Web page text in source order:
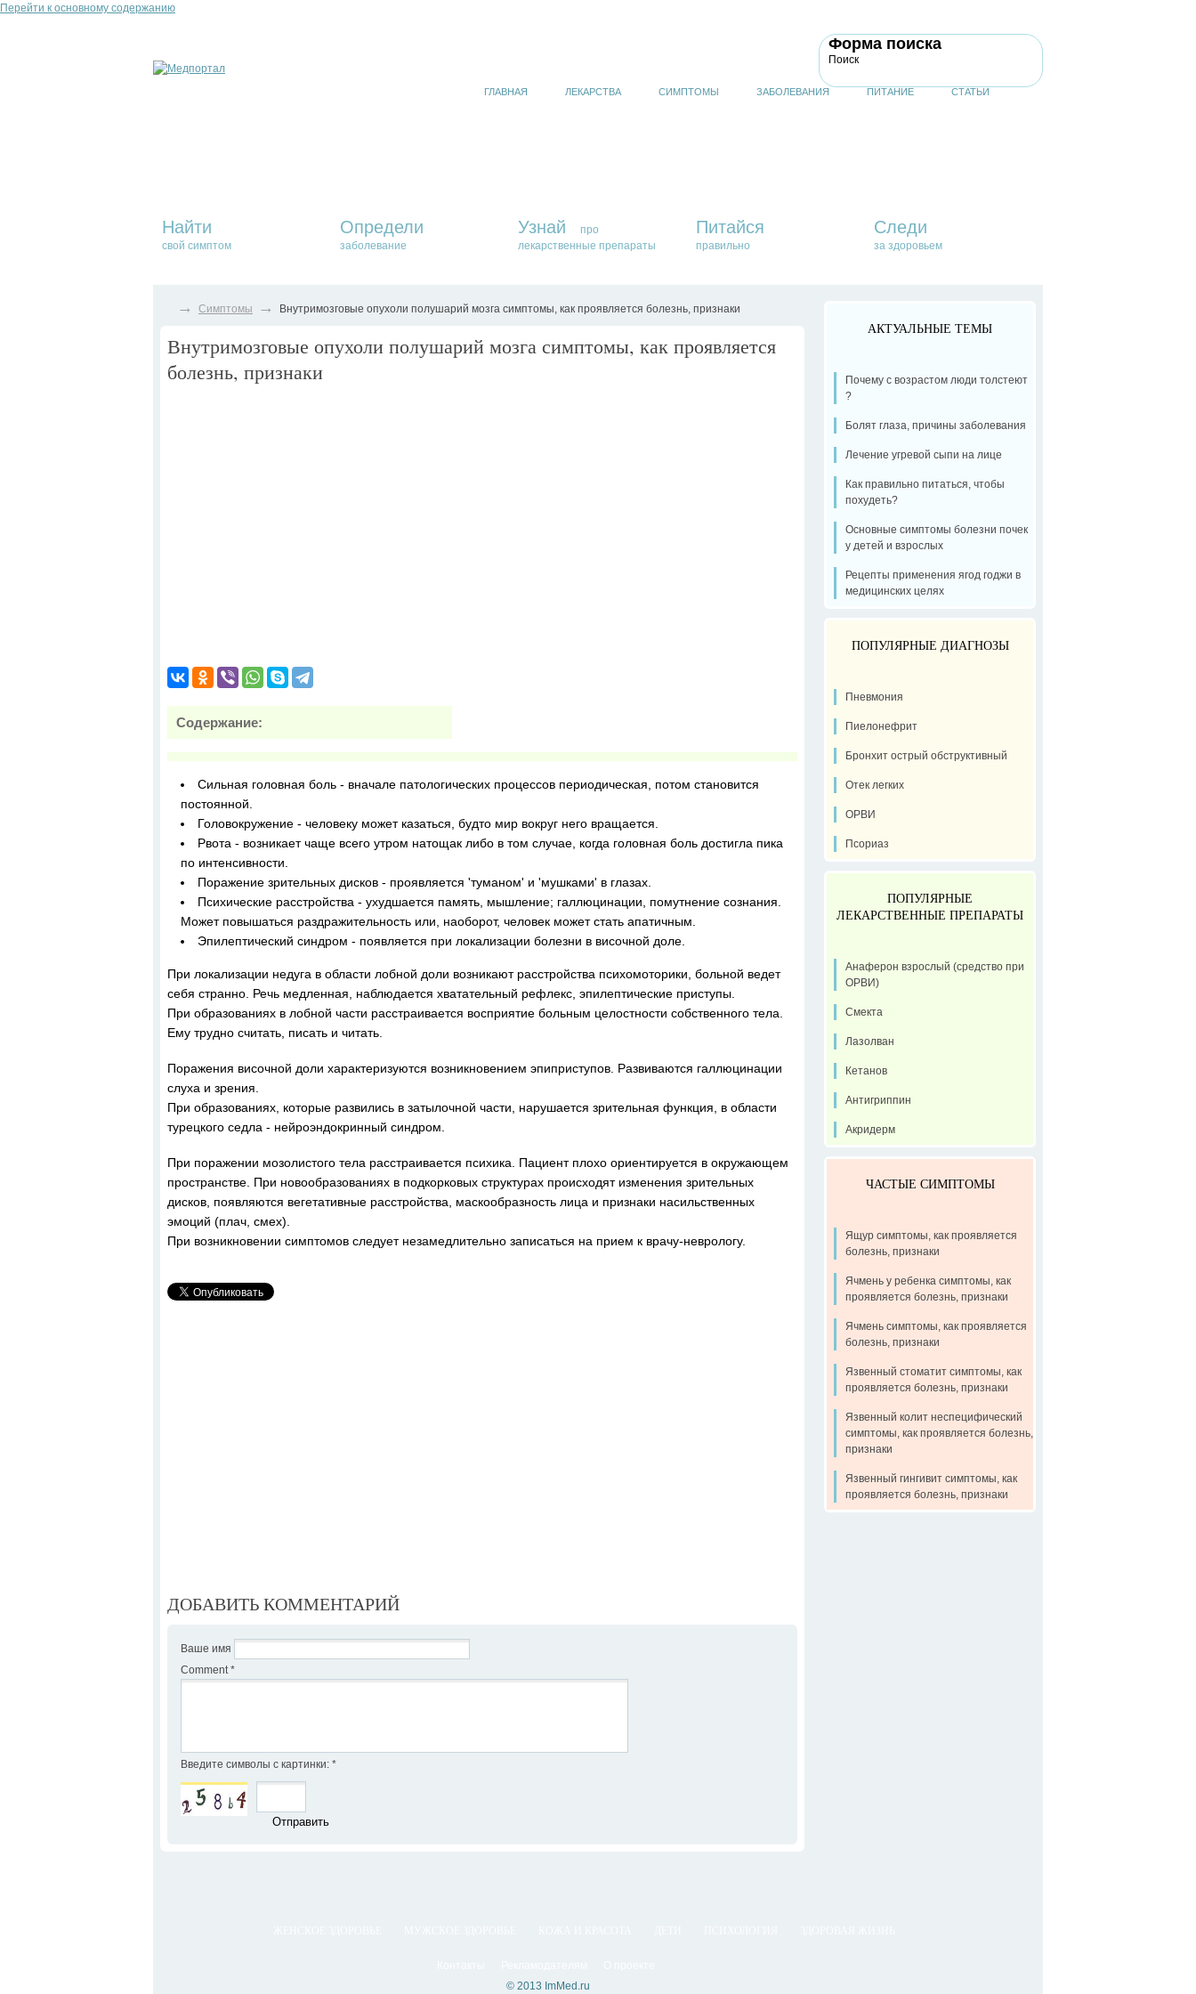
Перейти к основному содержанию
Форма поиска
Поиск
ГЛАВНАЯ ЛЕКАРСТВА СИМПТОМЫ ЗАБОЛЕВАНИЯ ПИТАНИЕ СТАТЬИ
Найти
свой симптом
Определи
заболевание
Узнай
про
лекарственные препараты
Питайся
правильно
Следи
за здоровьем
→ Симптомы → Внутримозговые опухоли полушарий мозга симптомы, как проявляется болезнь, признаки
Внутримозговые опухоли полушарий мозга симптомы, как проявляется
болезнь, признаки
Содержание:
Сильная головная боль - вначале патологических процессов периодическая, потом становится
постоянной.
Головокружение - человеку может казаться, будто мир вокруг него вращается.
Рвота - возникает чаще всего утром натощак либо в том случае, когда головная боль достигла пика
по интенсивности.
Поражение зрительных дисков - проявляется 'туманом' и 'мушками' в глазах.
Психические расстройства - ухудшается память, мышление; галлюцинации, помутнение сознания.
Может повышаться раздражительность или, наоборот, человек может стать апатичным.
Эпилептический синдром - появляется при локализации болезни в височной доле.
При локализации недуга в области лобной доли возникают расстройства психомоторики, больной ведет
себя странно. Речь медленная, наблюдается хватательный рефлекс, эпилептические приступы.
При образованиях в лобной части расстраивается восприятие больным целостности собственного тела.
Ему трудно считать, писать и читать.
Поражения височной доли характеризуются возникновением эпиприступов. Развиваются галлюцинации
слуха и зрения.
При образованиях, которые развились в затылочной части, нарушается зрительная функция, в области
турецкого седла - нейроэндокринный синдром.
При поражении мозолистого тела расстраивается психика. Пациент плохо ориентируется в окружающем
пространстве. При новообразованиях в подкорковых структурах происходят изменения зрительных
дисков, появляются вегетативные расстройства, маскообразность лица и признаки насильственных
эмоций (плач, смех).
При возникновении симптомов следует незамедлительно записаться на прием к врачу-неврологу.
ДОБАВИТЬ КОММЕНТАРИЙ
Ваше имя
Comment *
Введите символы с картинки: *
АКТУАЛЬНЫЕ ТЕМЫ
Почему с возрастом люди толстеют
?
Болят глаза, причины заболевания
Лечение угревой сыпи на лице
Как правильно питаться, чтобы
похудеть?
Основные симптомы болезни почек
у детей и взрослых
Рецепты применения ягод годжи в
медицинских целях
ПОПУЛЯРНЫЕ ДИАГНОЗЫ
Пневмония
Пиелонефрит
Бронхит острый обструктивный
Отек легких
ОРВИ
Псориаз
ПОПУЛЯРНЫЕ
ЛЕКАРСТВЕННЫЕ ПРЕПАРАТЫ
Анаферон взрослый (средство при
ОРВИ)
Смекта
Лазолван
Кетанов
Антигриппин
Акридерм
ЧАСТЫЕ СИМПТОМЫ
Ящур симптомы, как проявляется
болезнь, признаки
Ячмень у ребенка симптомы, как
проявляется болезнь, признаки
Ячмень симптомы, как проявляется
болезнь, признаки
Язвенный стоматит симптомы, как
проявляется болезнь, признаки
Язвенный колит неспецифический
симптомы, как проявляется болезнь,
признаки
Язвенный гингивит симптомы, как
проявляется болезнь, признаки
© 2013 ImMed.ru